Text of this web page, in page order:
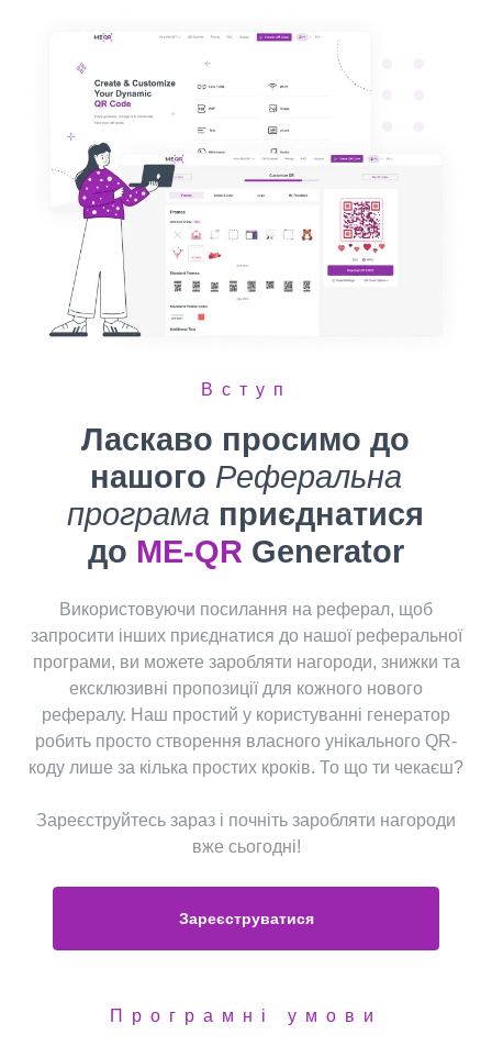
Вступ
Ласкаво просимо до
нашого Реферальна
програма приєднатися
до ME-QR Generator
Використовуючи посилання на реферал, щоб
запросити інших приєднатися до нашої реферальної
програми, ви можете заробляти нагороди, знижки та
ексклюзивні пропозиції для кожного нового
рефералу. Наш простий у користуванні генератор
робить просто створення власного унікального QR-
коду лише за кілька простих кроків. То що ти чекаєш?
Зареєструйтесь зараз і почніть заробляти нагороди
вже сьогодні!
Зареєструватися
Програмні умови